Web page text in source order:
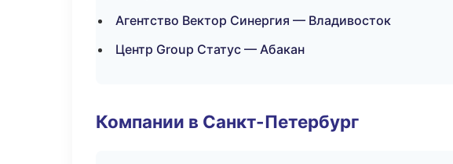
Агентство Вектор Синергия — Владивосток
Центр Group Статус — Абакан
Компании в Санкт-Петербург